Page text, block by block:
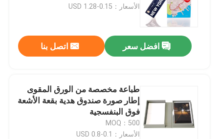
الأسعار：0.15-1.28 USD
افضل سعر اتصل بنا
طباعة مخصصة من الورق المقوى
إطار صورة صندوق هدية بقعة الأشعة
فوق البنفسجية
MOQ：500
الأسعار：0.1-0.8 USD